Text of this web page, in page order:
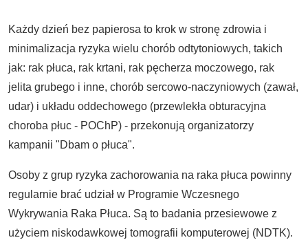
Każdy dzień bez papierosa to krok w stronę zdrowia i
minimalizacja ryzyka wielu chorób odtytoniowych, takich
jak: rak płuca, rak krtani, rak pęcherza moczowego, rak
jelita grubego i inne, chorób sercowo-naczyniowych (zawał,
udar) i układu oddechowego (przewlekła obturacyjna
choroba płuc - POChP) - przekonują organizatorzy
kampanii "Dbam o płuca".
Osoby z grup ryzyka zachorowania na raka płuca powinny
regularnie brać udział w Programie Wczesnego
Wykrywania Raka Płuca. Są to badania przesiewowe z
użyciem niskodawkowej tomografii komputerowej (NDTK).